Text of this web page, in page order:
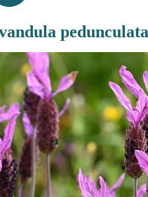
pedunculata